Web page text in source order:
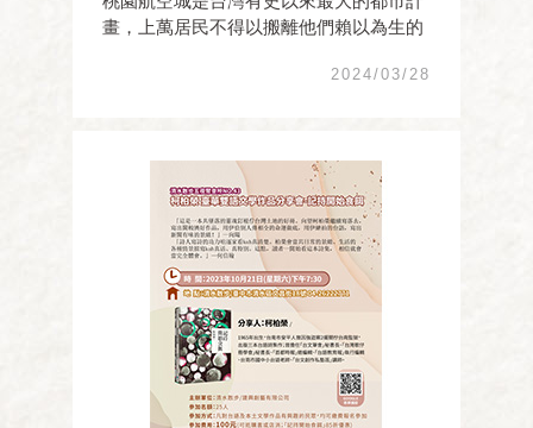
畫，上萬居民不得以搬離他們賴以為生的
後的的家園記憶，我們以空間為橫座標，
歷史行動。
2024/03/28